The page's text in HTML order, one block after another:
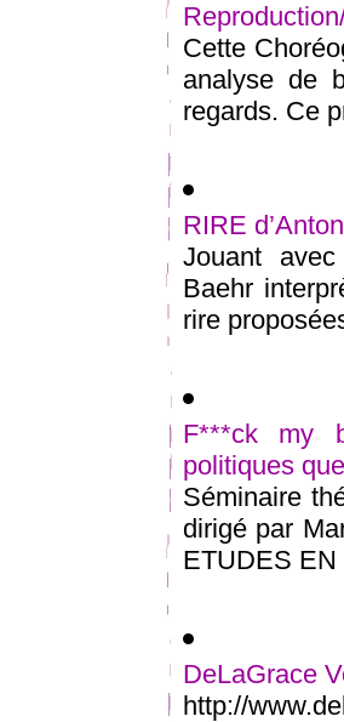
Cette
analyse de
regards. Ce
RIRE
Jouant
Baehr
rire
F***ck my
politiques
Séminaire
dirigé par
ETUDES
DeLaGrace
http://